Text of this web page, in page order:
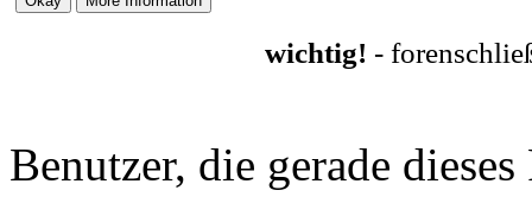
wichtig! -
Benutzer, die gerade